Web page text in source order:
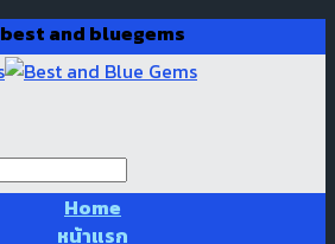
best and bluegems
Home
หน้าแรก